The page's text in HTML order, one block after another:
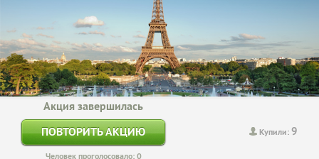
Купили:9
Акция завершилась
ПОВТОРИТЬ АКЦИЮ
Человек проголосовало: 0